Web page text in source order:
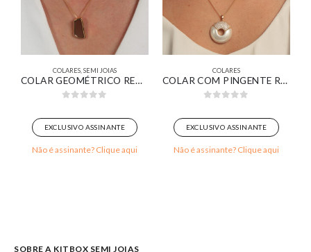
COLARES,SEMI JOIAS
COLAR GEOMÉTRICO RETANGULAR ORGÂNICO RESINADO MARROM BANHADO EM OURO 18K
EXCLUSIVO ASSINANTE
Não é assinante? Clique aqui
COLARES
COLAR COM PINGENTE REDONDO MEIO PÉROLA MEIO CRAVEJADO BANHADO EM OURO 18K
EXCLUSIVO ASSINANTE
Não é assinante? Clique aqui
SOBRE A KITBOX SEMI JOIAS